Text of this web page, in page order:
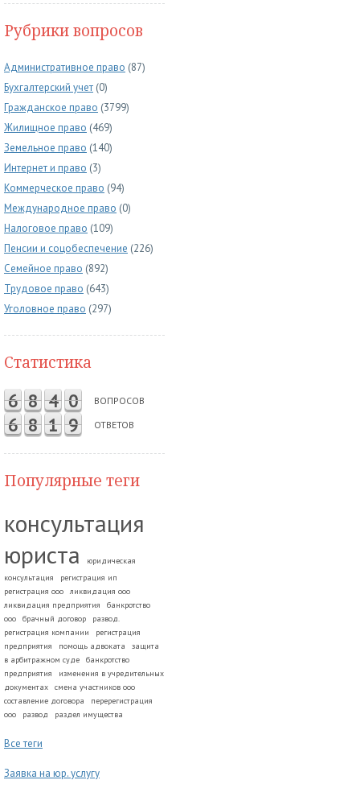
Рубрики вопросов
Административное право (87)
Бухгалтерский учет (0)
Гражданское право (3799)
Жилищное право (469)
Земельное право (140)
Интернет и право (3)
Коммерческое право (94)
Международное право (0)
Налоговое право (109)
Пенсии и соцобеспечение (226)
Семейное право (892)
Трудовое право (643)
Уголовное право (297)
Статистика
6 8 4 0 ВОПРОСОВ
6 8 1 9 ОТВЕТОВ
Популярные теги
консультация
юриста
юридическая
консультация
регистрация ип
регистрация ооо
ликвидация ооо
ликвидация предприятия
банкротство
ооо
брачный договор
развод.
регистрация компании
регистрация
предприятия
помощь адвоката
защита
в арбитражном суде
банкротство
предприятия
изменения в учредительных
документах
смена участников ооо
составление договора
перерегистрация
ооо
развод раздел имущества
Все теги
Заявка на юр. услугу